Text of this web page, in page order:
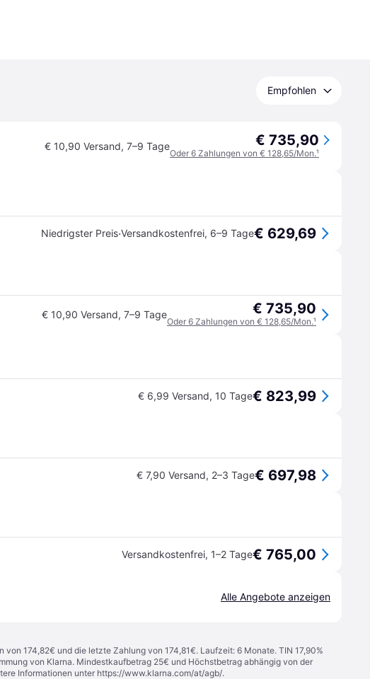
Empfohlen
€ 10,90 Versand, 7–9 Tage € 735,90
Oder 6 Zahlungen von € 128,65/Mon.¹
Niedrigster Preis·Versandkostenfrei, 6–9 Tage€ 629,69
€ 10,90 Versand, 7–9 Tage € 735,90
Oder 6 Zahlungen von € 128,65/Mon.¹
€ 6,99 Versand, 10 Tage€ 823,99
€ 7,90 Versand, 2–3 Tage€ 697,98
Versandkostenfrei, 1–2 Tage€ 765,00
Alle Angebote anzeigen
174,82€ und die letzte Zahlung von 174,81€. Laufzeit: 6 Monate. TIN 17,90%
von Klarna. Mindestkaufbetrag 25€ und Höchstbetrag abhängig von der
Informationen unter https://www.klarna.com/at/agb/.